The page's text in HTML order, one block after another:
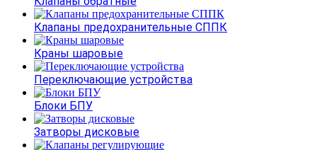
Клапаны предохранительные СППК
Краны шаровые
Переключающие устройства
Блоки БПУ
Затворы дисковые